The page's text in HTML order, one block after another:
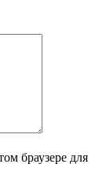
браузере для